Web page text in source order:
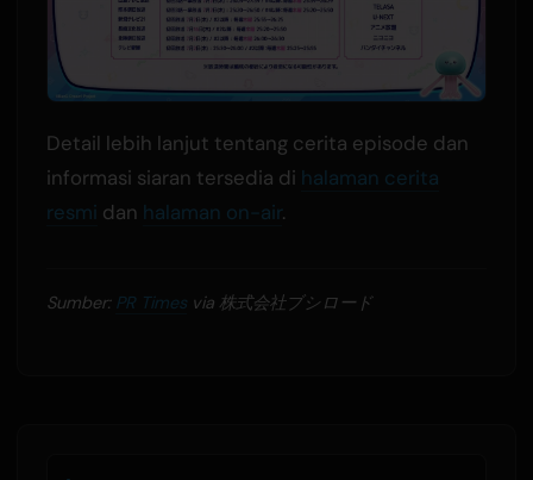
Detail lebih lanjut tentang cerita episode dan
informasi siaran tersedia di halaman cerita
resmi dan halaman on-air.
Sumber: PR Timesvia 株式会社ブシロード